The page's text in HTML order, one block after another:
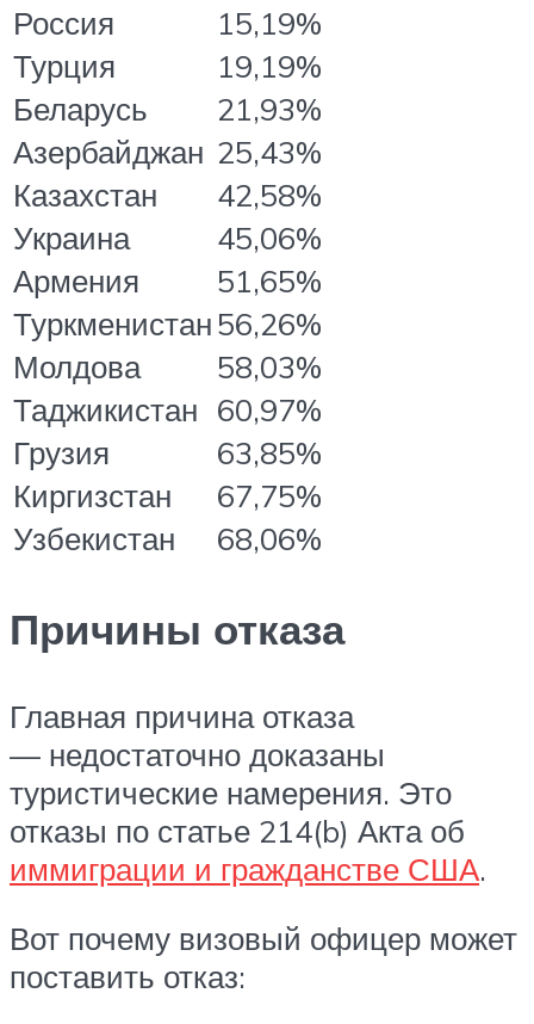
Россия
15,19%
Турция
19,19%
Беларусь
21,93%
Азербайджан 25,43%
Казахстан
42,58%
Украина
45,06%
Армения
51,65%
Туркменистан56,26%
Молдова
58,03%
Таджикистан 60,97%
Грузия
63,85%
Киргизстан
67,75%
Узбекистан
68,06%
Причины отказа
Главная причина отказа
— недостаточно доказаны
туристические намерения. Это
отказы по статье 214(b) Акта об
иммиграции и гражданстве США.
Вот почему визовый офицер может
поставить отказ: